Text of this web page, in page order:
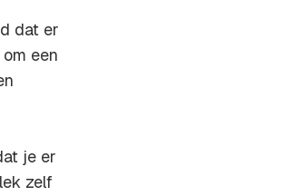
dat er
een
je er
zelf